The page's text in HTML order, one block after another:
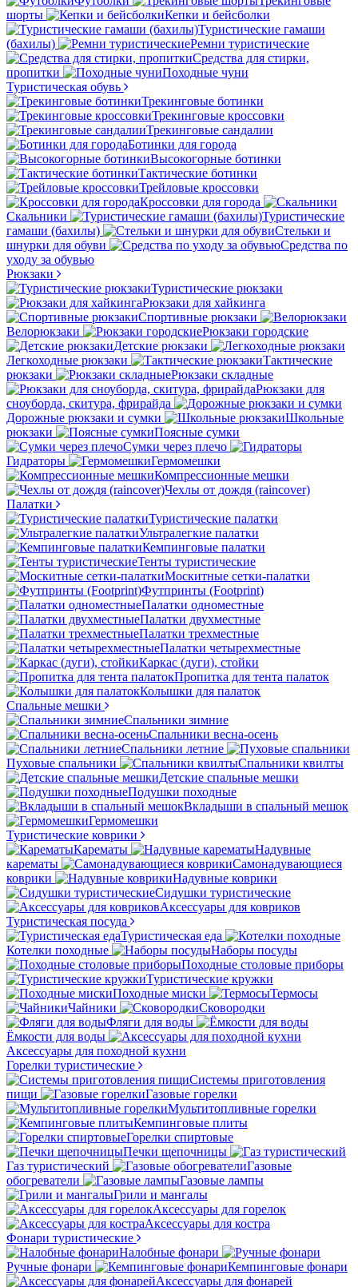
шорты
Кепки и бейсболки
Туристические гамаши
(бахилы)
Ремни туристические
Средства для стирки,
пропитки
Походные чуни
Туристическая обувь
Трекинговые ботинки
Трекинговые кроссовки
Трекинговые сандалии
Ботинки для города
Высокогорные ботинки
Тактические ботинки
Трейловые кроссовки
Кроссовки для города
Скальники
Туристические
гамаши (бахилы)
Стельки и
шнурки для обуви
Средства по
уходу за обувью
Рюкзаки
Туристические рюкзаки
Рюкзаки для хайкинга
Спортивные рюкзаки
Велорюкзаки
Рюкзаки городские
Детские рюкзаки
Легкоходные рюкзаки
Тактические
рюкзаки
Рюкзаки складные
Рюкзаки для
сноуборда, скитура, фрирайда
Дорожные рюкзаки и сумки
Школьные
рюкзаки
Поясные сумки
Сумки через плечо
Гидраторы
Гермомешки
Компрессионные мешки
Чехлы от дождя (raincover)
Палатки
Туристические палатки
Ультралегкие палатки
Кемпинговые палатки
Тенты туристические
Москитные сетки-палатки
Футпринты (Footprint)
Палатки одноместные
Палатки двухместные
Палатки трехместные
Палатки четырехместные
Каркас (дуги), стойки
Пропитка для тента палаток
Колышки для палаток
Спальные мешки
Спальники зимние
Спальники весна-осень
Спальники летние
Пуховые спальники
Спальники квилты
Детские спальные мешки
Подушки походные
Вкладыши в спальный мешок
Гермомешки
Туристические коврики
Карематы
Надувные
карематы
Самонадувающиеся
коврики
Надувные коврики
Сидушки туристические
Аксессуары для ковриков
Туристическая посуда
Туристическая еда
Котелки походные
Наборы посуды
Походные столовые приборы
Туристические кружки
Походные миски
Термосы
Чайники
Сковородки
Фляги для воды
Ёмкости для воды
Аксессуары для походной кухни
Горелки туристические
Системы приготовления
пищи
Газовые горелки
Мультитопливные горелки
Кемпинговые плиты
Горелки спиртовые
Печки щепочницы
Газ туристический
Газовые
обогреватели
Газовые лампы
Грили и мангалы
Аксессуары для горелок
Аксессуары для костра
Фонари туристические
Налобные фонари
Ручные фонари
Кемпинговые фонари
Аксессуары для фонарей